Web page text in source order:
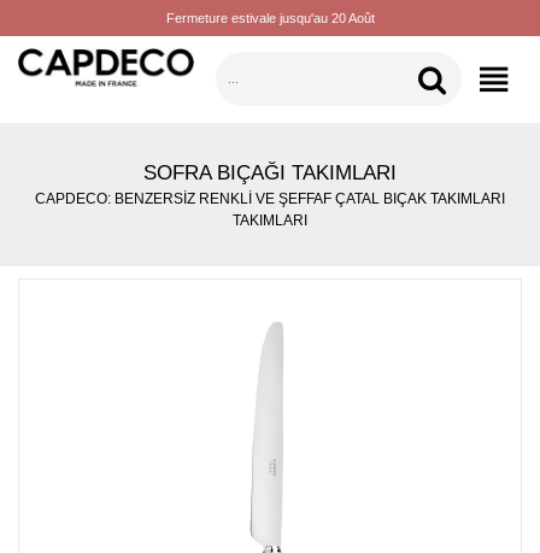
Fermeture estivale jusqu'au 20 Août
KATEGORILER
SOFRA BIÇAĞI TAKIMLARI
CAPDECO: BENZERSIZ RENKLI VE ŞEFFAF ÇATAL BIÇAK TAKIMLARI
TAKIMLARI